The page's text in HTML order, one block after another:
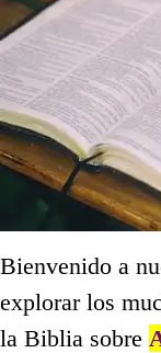
Bienvenido a
explorar los
la Biblia sobre